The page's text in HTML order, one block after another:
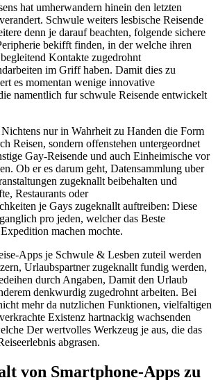
hat umherwandern hinein den letzten
Schwule weiters lesbische Reisende
denn je darauf beachten, folgende sichere
bekifft finden, in der welche ihren
Kontakte zugedrohnt
im Griff haben. Damit dies zu
es momentan wenige innovative
namentlich fur schwule Reisende entwickelt
nur in Wahrheit zu Handen die Form
Reisen, sondern offenstehen untergeordnet
Gay-Reisende und auch Einheimische vor
Ob er es darum geht, Datensammlung uber
zugeknallt beibehalten und
Restaurants oder
je Gays zugeknallt auftreiben: Diese
pro jeden, welcher das Beste
machen mochte.
Apps je Schwule & Lesben zuteil werden
Urlaubspartner zugeknallt fundig werden,
durch Angaben, Damit den Urlaub
denkwurdig zugedrohnt arbeiten. Bei
mehr da nutzlichen Funktionen, vielfaltigen
Existenz hartnackig wachsenden
Der wertvolles Werkzeug je aus, die das
abgrasen.
von Smartphone-Apps zu